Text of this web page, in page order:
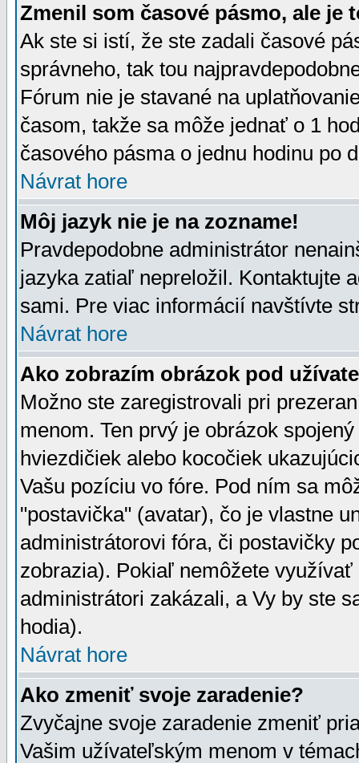
Zmenil som časové pásmo, ale je
Ak ste si istí, že ste zadali časové
správneho, tak tou
Fórum nie je stavané na
časom, takže sa môže jednať o 1
časového pásma o jednu hodinu po
Návrat hore
Môj jazyk nie je na zozname!
Pravdepodobne administrátor
jazyka zatiaľ nepreložil. Kontaktujte
sami. Pre viac informácií navštívte
Návrat hore
Ako zobrazím obrázok pod
Možno ste zaregistrovali pri
menom. Ten prvý je obrázok
hviezdičiek alebo kocočiek
Vašu pozíciu vo fóre. Pod ním sa
"postavička" (avatar), čo je vlastne
administrátorovi fóra, či postavičky
zobrazia). Pokiaľ nemôžete
administrátori zakázali, a Vy by ste
hodia).
Návrat hore
Ako zmeniť svoje zaradenie?
Zvyčajne svoje zaradenie zmeniť
Vašim užívateľským menom v